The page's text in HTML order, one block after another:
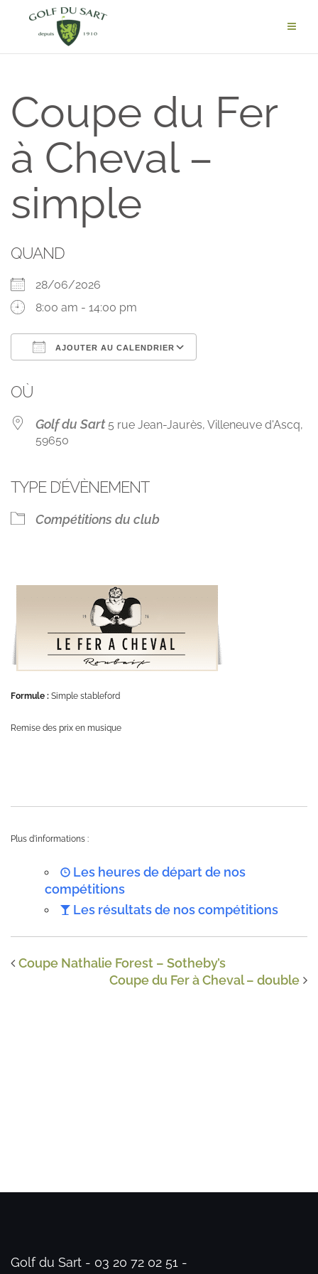
Coupe du Fer
à Cheval –
simple
QUAND
28/06/2026
8:00 am - 14:00 pm
AJOUTER AU CALENDRIER
OÙ
Golf du Sart5 rue Jean-Jaurès, Villeneuve d'Ascq,
59650
TYPE D’ÉVÈNEMENT
Compétitions du club
Formule : Simple stableford
Remise des prix en musique
Plus d'informations :
Les heures de départ de nos
compétitions
Les résultats de nos compétitions
Coupe Nathalie Forest – Sotheby’s
Coupe du Fer à Cheval – double
Golf du Sart - 03 20 72 02 51 -